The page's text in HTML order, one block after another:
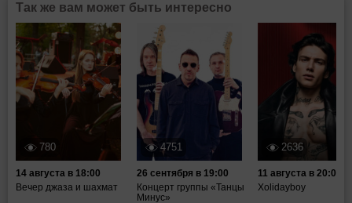
Так же вам может быть интересно
780
14 августа в 18:00
Вечер джаза и шахмат
4751
26 сентября в 19:00
Концерт группы «Танцы
Минус»
2636
11 августа в 20:00
Xolidayboy